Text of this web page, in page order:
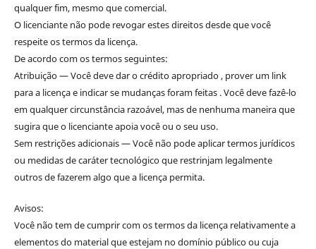
qualquer fim, mesmo que comercial.
O licenciante não pode revogar estes direitos desde que você
respeite os termos da licença.
De acordo com os termos seguintes:
Atribuição — Você deve dar o crédito apropriado , prover um link
para a licença e indicar se mudanças foram feitas . Você deve fazê-lo
em qualquer circunstância razoável, mas de nenhuma maneira que
sugira que o licenciante apoia você ou o seu uso.
Sem restrições adicionais — Você não pode aplicar termos jurídicos
ou medidas de caráter tecnológico que restrinjam legalmente
outros de fazerem algo que a licença permita.
Avisos:
Você não tem de cumprir com os termos da licença relativamente a
elementos do material que estejam no domínio público ou cuja